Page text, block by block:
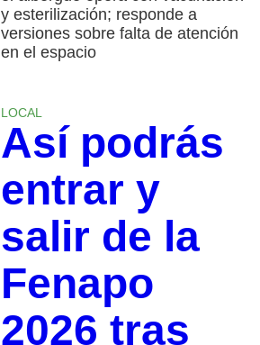
y esterilización; responde a
versiones sobre falta de atención
en el espacio
LOCAL
Así podrás
entrar y
salir de la
Fenapo
2026 tras